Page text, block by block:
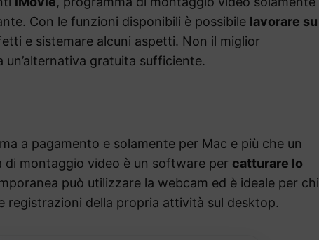
Con le funzioni disponibili è possibile lavorare su
e sistemare alcuni aspetti. Non il miglior
un’alternativa gratuita sufficiente.
a pagamento e solamente per Mac e più che un
montaggio video è un software per catturare lo
può utilizzare la webcam ed è ideale per chi
registrazioni della propria attività sul desktop.